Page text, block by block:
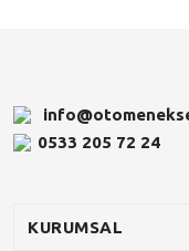
0533 205 72 24
KURUMSAL